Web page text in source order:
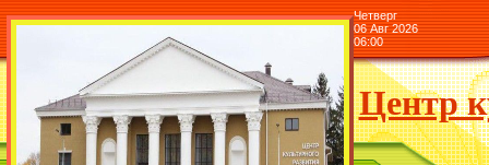
Четверг
06 Авг 2026
06:00
Центр